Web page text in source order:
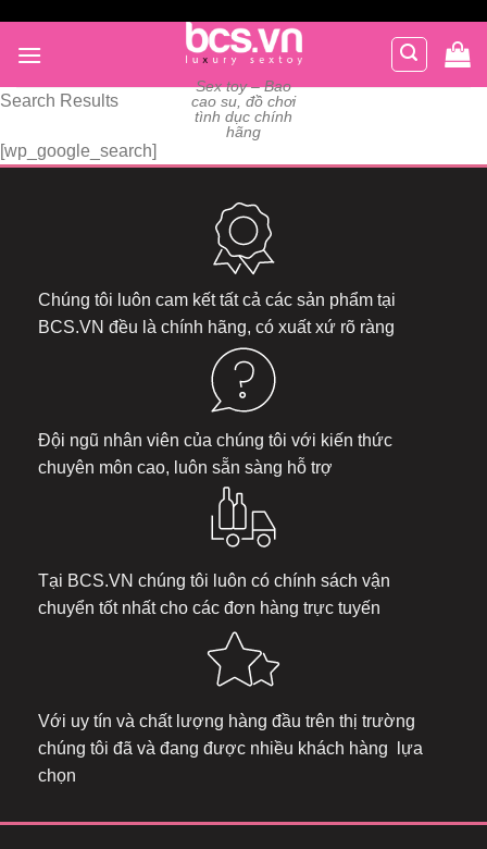
nội
dung
Sex toy – Bao
cao su, đồ chơi
tình dục chính
hãng
Search Results
[wp_google_search]
Chúng tôi luôn cam kết tất cả các sản phẩm tại
BCS.VN đều là chính hãng, có xuất xứ rõ ràng
Đội ngũ nhân viên của chúng tôi với kiến thức
chuyên môn cao, luôn sẵn sàng hỗ trợ
Tại BCS.VN chúng tôi luôn có chính sách vận
chuyển tốt nhất cho các đơn hàng trực tuyến
Với uy tín và chất lượng hàng đầu trên thị trường
chúng tôi đã và đang được nhiều khách hàng lựa
chọn